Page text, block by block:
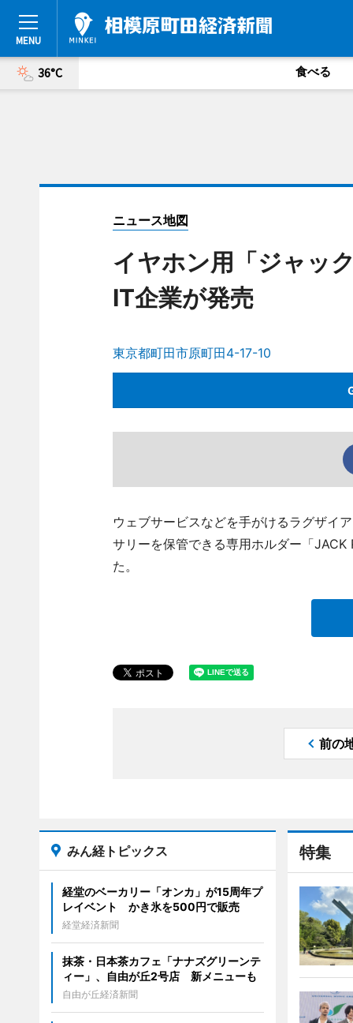
36°C 食べる
ニュース地図
イヤホン用「ジャッ
IT企業が発売
東京都町田市原町田4-17-10
ウェブサービスなどを手がけるラグザイ
サリーを保管できる専用ホルダー「
た。
前の
特集
みん経トピックス
経堂のベーカリー「オンカ」が15周年プ
レイベント かき氷を500円で販売
経堂経済新聞
抹茶・日本茶カフェ「ナナズグリーンテ
ィー」、自由が丘2号店 新メニューも
自由が丘経済新聞